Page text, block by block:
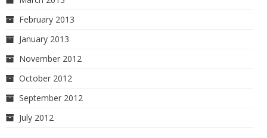
February 2013
January 2013
November 2012
October 2012
September 2012
July 2012